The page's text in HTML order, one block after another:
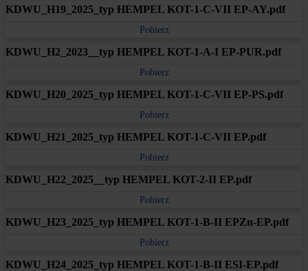
KDWU_H19_2025_typ HEMPEL KOT-1-C-VII EP-AY.pdf
Pobierz
KDWU_H2_2023__typ HEMPEL KOT-1-A-I EP-PUR.pdf
Pobierz
KDWU_H20_2025_typ HEMPEL KOT-1-C-VII EP-PS.pdf
Pobierz
KDWU_H21_2025_typ HEMPEL KOT-1-C-VII EP.pdf
Pobierz
KDWU_H22_2025__typ HEMPEL KOT-2-II EP.pdf
Pobierz
KDWU_H23_2025_typ HEMPEL KOT-1-B-II EPZn-EP.pdf
Pobierz
KDWU_H24_2025_typ HEMPEL KOT-1-B-II ESI-EP.pdf